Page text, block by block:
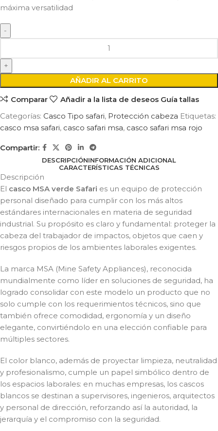
máxima versatilidad
AÑADIR AL CARRITO
Comparar Añadir a la lista de deseos Guía tallas
Categorías: Casco Tipo safari, Protección cabeza Etiquetas:
casco msa safari, casco safari msa, casco safari msa rojo
Compartir:
DESCRIPCIÓNINFORMACIÓN ADICIONAL
CARACTERÍSTICAS TÉCNICAS
Descripción
El casco MSA verde Safari es un equipo de protección
personal diseñado para cumplir con los más altos
estándares internacionales en materia de seguridad
industrial. Su propósito es claro y fundamental: proteger la
cabeza del trabajador de impactos, objetos que caen y
riesgos propios de los ambientes laborales exigentes.
La marca MSA (Mine Safety Appliances), reconocida
mundialmente como líder en soluciones de seguridad, ha
logrado consolidar con este modelo un producto que no
solo cumple con los requerimientos técnicos, sino que
también ofrece comodidad, ergonomía y un diseño
elegante, convirtiéndolo en una elección confiable para
múltiples sectores.
El color blanco, además de proyectar limpieza, neutralidad
y profesionalismo, cumple un papel simbólico dentro de
los espacios laborales: en muchas empresas, los cascos
blancos se destinan a supervisores, ingenieros, arquitectos
y personal de dirección, reforzando así la autoridad, la
jerarquía y el compromiso con la seguridad.